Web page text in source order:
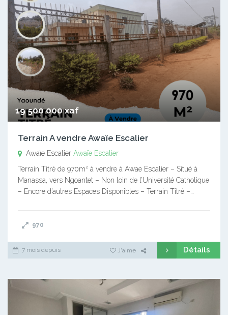
19 500 000 xaf
Terrain A vendre Awaïe Escalier
Awaïe Escalier Awaïe Escalier
Terrain Titré de 970m² à vendre à Awae Escalier – Situé à
Manassa, vers Ngoantet – Non loin de l’Université Catholique
– Encore d’autres Espaces Disponibles – Terrain Titré –…
970
7 mois depuis J'aime Détails